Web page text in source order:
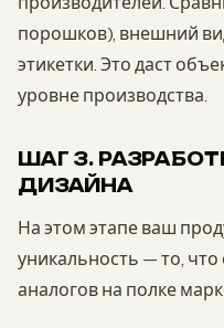
порошков), внешний
этикетки. Это даст
уровне производства.
ШАГ 3.
ДИЗАЙНА
На этом этапе ваш
уникальность — то, что
аналогов на полке